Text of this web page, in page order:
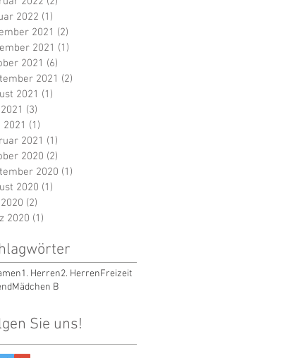
2022 (1)
2021 (2)
2021 (1)
2021 (6)
2021 (2)
2021 (1)
(3)
(1)
2021 (1)
2020 (2)
2020 (1)
2020 (1)
(2)
2020 (1)
1. Herren2. HerrenFreizeit
Mädchen B
Sie uns!